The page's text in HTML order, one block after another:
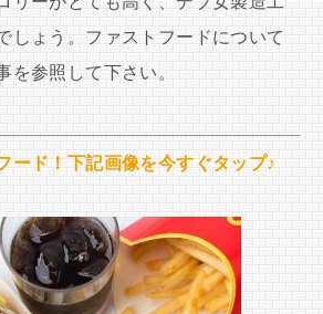
しょう。ファストフードについて
を参照して下さい。
ード！下記画像を今すぐタップ♪